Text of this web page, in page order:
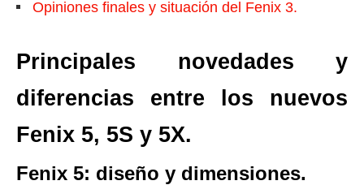
Opiniones finales y situación del Fenix 3.
Principales novedades y
diferencias entre los nuevos
Fenix 5, 5S y 5X.
Fenix 5: diseño y dimensiones.